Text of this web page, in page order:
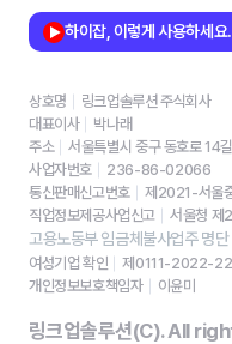
하이잡, 이렇게 사용하세요.
상호명
링크업솔루션 주식회사
대표이사
박나래
주소
서울특별시 중구 동호로 14
사업자번호
236-86-02066
통신판매신고번호
제2021-서울
직업정보제공사업신고
서울청
고용노동부 임금체불사업주 명단
여성기업 확인
제0111-2022-
개인정보보호책임자
이윤미
링크업솔루션(C). All